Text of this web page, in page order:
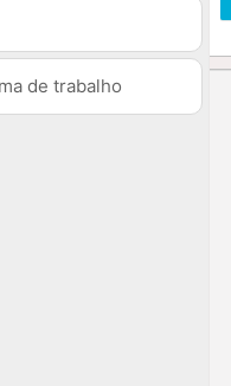
de trabalho